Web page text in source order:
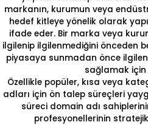
markanın, kurumun veya
hedef kitleye yönelik olarak
ifade eder. Bir marka veya
ilgilenip ilgilenmediğini önceden
piyasaya sunmadan önce
sağlamak için
Özellikle popüler, kısa veya
adları için ön talep süreçleri
süreci domain adı
profesyonellerinin